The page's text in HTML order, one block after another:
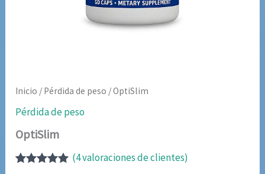
Inicio / Pérdida de peso / OptiSlim
Pérdida de peso
OptiSlim
(4valoraciones de clientes)